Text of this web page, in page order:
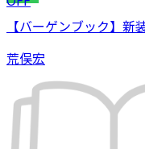
【バーゲンブック】
荒俣宏